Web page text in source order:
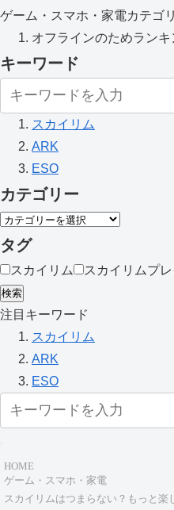
ゲーム・スマホ・家電カテゴリ
オフラインのためラン
キーワード
スカイリム
ARK
ESO
カテゴリー
タグ
スカイリム スカイリムプ
検索
注目キーワード
スカイリム
ARK
ESO
HOME
ゲーム・スマホ・家電
スカイリムはつまらない？もっと楽